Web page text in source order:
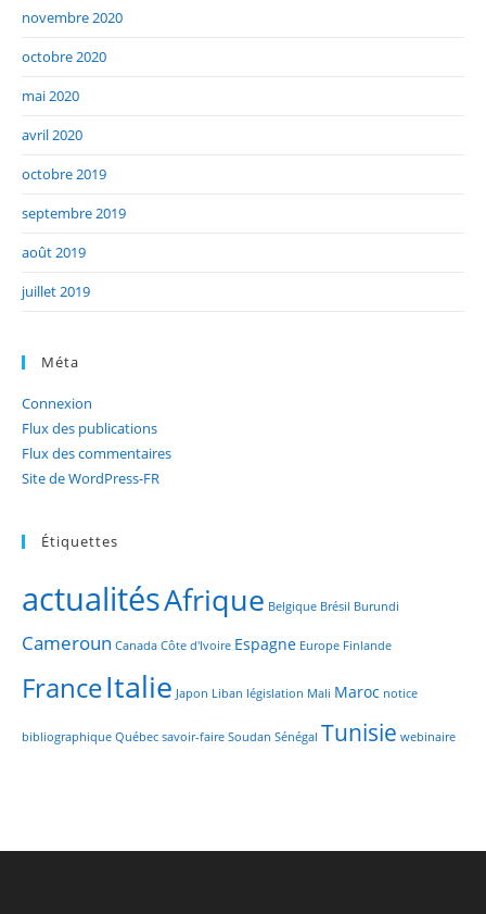
novembre 2020
octobre 2020
mai 2020
avril 2020
octobre 2019
septembre 2019
août 2019
juillet 2019
Méta
Connexion
Flux des publications
Flux des commentaires
Site de WordPress-FR
Étiquettes
actualitésAfrique Belgique Brésil Burundi
Cameroun Canada Côte d'Ivoire Espagne Europe Finlande
FranceItalie Japon Liban législation Mali Maroc notice
bibliographique Québec savoir-faire Soudan Sénégal Tunisie webinaire